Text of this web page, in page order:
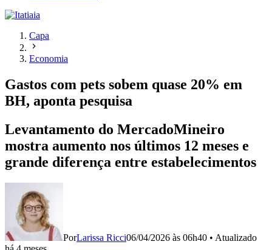
Capa
Economia
Gastos com pets sobem quase 20% em
BH, aponta pesquisa
Levantamento do MercadoMineiro
mostra aumento nos últimos 12 meses e
grande diferença entre estabelecimentos
PorLarissa Ricci06/04/2026 às 06h40 • Atualizado